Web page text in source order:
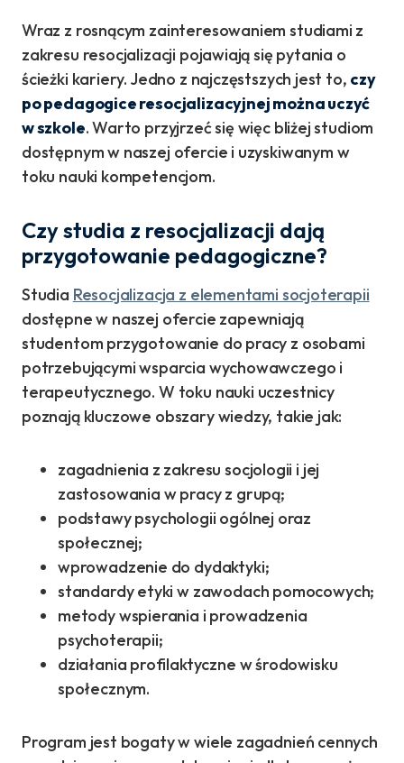
Wraz z rosnącym zainteresowaniem studiami z
zakresu resocjalizacji pojawiają się pytania o
ścieżki kariery. Jedno z najczęstszych jest to, czy
po pedagogice resocjalizacyjnej można uczyć
w szkole. Warto przyjrzeć się więc bliżej studiom
dostępnym w naszej ofercie i uzyskiwanym w
toku nauki kompetencjom.
Czy studia z resocjalizacji dają
przygotowanie pedagogiczne?
Studia Resocjalizacja z elementami socjoterapii
dostępne w naszej ofercie zapewniają
studentom przygotowanie do pracy z osobami
potrzebującymi wsparcia wychowawczego i
terapeutycznego. W toku nauki uczestnicy
poznają kluczowe obszary wiedzy, takie jak:
zagadnienia z zakresu socjologii i jej
zastosowania w pracy z grupą;
podstawy psychologii ogólnej oraz
społecznej;
wprowadzenie do dydaktyki;
standardy etyki w zawodach pomocowych;
metody wspierania i prowadzenia
psychoterapii;
działania profilaktyczne w środowisku
społecznym.
Program jest bogaty w wiele zagadnień cennych